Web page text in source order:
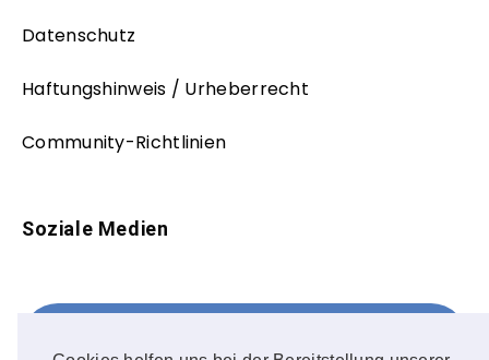
Datenschutz
Haftungshinweis / Urheberrecht
Community-Richtlinien
Soziale Medien
FOLLOW ME!